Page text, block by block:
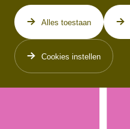
Alles toestaan
Cookies instellen
VR 11.12.2026